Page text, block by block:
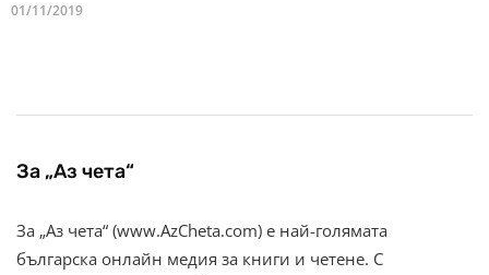
01/11/2019
За „Аз чета“
За „Аз чета“ (www.AzCheta.com) е най-голямата
българска онлайн медия за книги и четене. С